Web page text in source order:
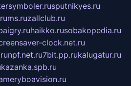
sputnikyes.ru
zallclub.ru
haikko.rusobakopedia.ru
clock.net.ru
npf.net.ru7bit.pp.rukalugatur.ru
kazanka.spb.ru